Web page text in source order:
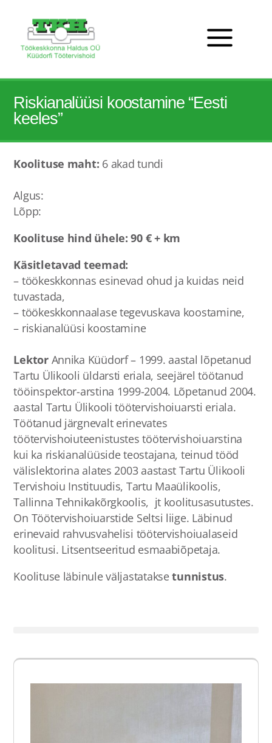
Riskianalüüsi koostamine “Eesti
keeles”
Koolituse maht: 6 akad tundi
Algus:
Lõpp:
Koolituse hind ühele:90 € + km
Käsitletavad teemad:
– töökeskkonnas esinevad ohud ja kuidas neid
tuvastada,
– töökeskkonnaalase tegevuskava koostamine,
– riskianalüüsi koostamine
LektorAnnika Küüdorf – 1999. aastal lõpetanud
Tartu Ülikooli üldarsti eriala, seejärel töötanud
tööinspektor-arstina 1999-2004. Lõpetanud 2004.
aastal Tartu Ülikooli töötervishoiuarsti eriala.
Töötanud järgnevalt erinevates
töötervishoiuteenistustes töötervishoiuarstina
kui ka riskianalüüside teostajana, teinud tööd
välislektorina alates 2003 aastast Tartu Ülikooli
Tervishoiu Instituudis, Tartu Maaülikoolis,
Tallinna Tehnikakõrgkoolis, jt koolitusasutustes.
On Töötervishoiuarstide Seltsi liige. Läbinud
erinevaid rahvusvahelisi töötervishoiualaseid
koolitusi. Litsentseeritud esmaabiõpetaja.
Koolituse läbinule väljastataksetunnistus.